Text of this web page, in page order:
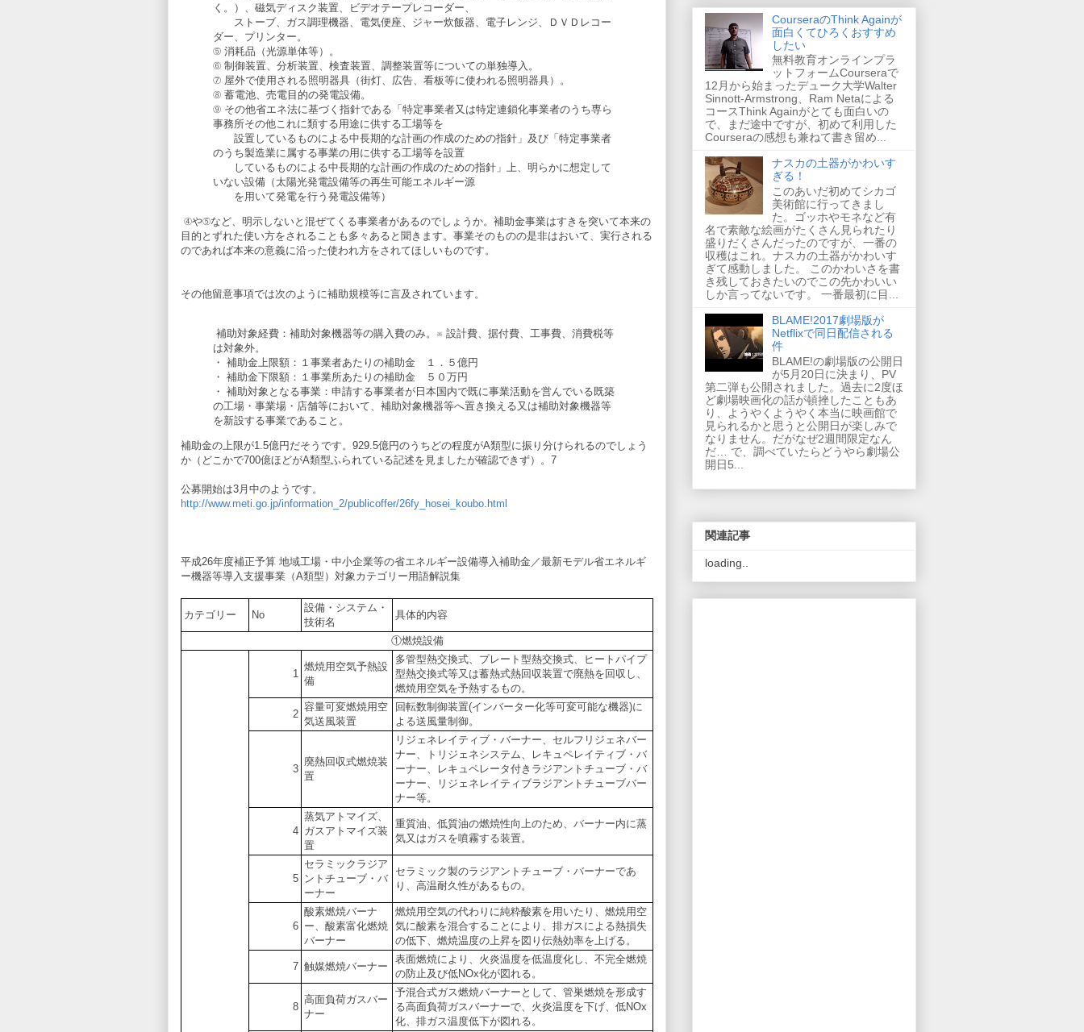
く。）、磁気ディスク装置、ビデオテープレコーダー、
ストーブ、ガス調理機器、電気便座、ジャー炊飯器、電子レンジ、ＤＶＤレコー
ダー、プリンター。
⑤ 消耗品（光源単体等）。
⑥ 制御装置、分析装置、検査装置、調整装置等についての単独導入。
⑦ 屋外で使用される照明器具（街灯、広告、看板等に使われる照明器具）。
⑧ 蓄電池、売電目的の発電設備。
⑨ その他省エネ法に基づく指針である「特定事業者又は特定連鎖化事業者のうち専ら
事務所その他これに類する用途に供する工場等を
設置しているものによる中長期的な計画の作成のための指針」及び「特定事業者
のうち製造業に属する事業の用に供する工場等を設置
しているものによる中長期的な計画の作成のための指針」上、明らかに想定して
いない設備（太陽光発電設備等の再生可能エネルギー源
を用いて発電を行う発電設備等）
④や⑤など、明示しないと混ぜてくる事業者があるのでしょうか。補助金事業はすきを突いて本来の
目的とずれた使い方をされることも多々あると聞きます。事業そのものの是非はおいて、実行される
のであれば本来の意義に沿った使われ方をされてほしいものです。
その他留意事項では次のように補助規模等に言及されています。
補助対象経費：補助対象機器等の購入費のみ。※ 設計費、据付費、工事費、消費税等
は対象外。
・ 補助金上限額：１事業者あたりの補助金 １．５億円
・ 補助金下限額：１事業所あたりの補助金 ５０万円
・ 補助対象となる事業：申請する事業者が日本国内で既に事業活動を営んでいる既築
の工場・事業場・店舗等において、補助対象機器等へ置き換える又は補助対象機器等
を新設する事業であること。
補助金の上限が1.5億円だそうです。929.5億円のうちどの程度がA類型に振り分けられるのでしょう
か（どこかで700億ほどがA類型ふられている記述を見ましたが確認できず）。7
公募開始は3月中のようです。
http://www.meti.go.jp/information_2/publicoffer/26fy_hosei_koubo.html
平成26年度補正予算 地域工場・中小企業等の省エネルギー設備導入補助金／最新モデル省エネルギ
ー機器等導入支援事業（A類型）対象カテゴリー用語解説集
カテゴリー No
設備・システム・
技術名
具体的内容
①燃焼設備
1
燃焼用空気予熱設
備
多管型熱交換式、プレート型熱交換式、ヒートパイプ
型熱交換式等又は蓄熱式熱回収装置で廃熱を回収し、
燃焼用空気を予熱するもの。
2
容量可変燃焼用空
気送風装置
回転数制御装置(インバーター化等可変可能な機器)に
よる送風量制御。
3
廃熱回収式燃焼装
置
リジェネレイティブ・バーナー、セルフリジェネバー
ナー、トリジェネシステム、レキュペレイティブ・バ
ーナー、レキュペレータ付きラジアントチューブ・バ
ーナー、リジェネレイティブラジアントチューブバー
ナー等。
4
蒸気アトマイズ、
ガスアトマイズ装
置
重質油、低質油の燃焼性向上のため、バーナー内に蒸
気又はガスを噴霧する装置。
5
セラミックラジア
ントチューブ・バ
ーナー
セラミック製のラジアントチューブ・バーナーであ
り、高温耐久性があるもの。
6
酸素燃焼バーナ
ー、酸素富化燃焼
バーナー
燃焼用空気の代わりに純粋酸素を用いたり、燃焼用空
気に酸素を混合することにより、排ガスによる熱損失
の低下、燃焼温度の上昇を図り伝熱効率を上げる。
7 触媒燃焼バーナー
表面燃焼により、火炎温度を低温度化し、不完全燃焼
の防止及び低NOx化が図れる。
8
高面負荷ガスバー
ナー
予混合式ガス燃焼バーナーとして、管巣燃焼を形成す
る高面負荷ガスバーナーで、火炎温度を下げ、低NOx
化、排ガス温度低下が図れる。
CourseraのThink Againが
面白くてひろくおすすめ
したい
無料教育オンラインプラ
ットフォームCourseraで
12月から始まったデューク大学Walter
Sinnott-Armstrong、Ram Netaによる
コースThink Againがとても面白いの
で、まだ途中ですが、初めて利用した
Courseraの感想も兼ねて書き留め...
ナスカの土器がかわいす
ぎる！
このあいだ初めてシカゴ
美術館に行ってきまし
た。ゴッホやモネなど有
名で素敵な絵画がたくさん見られたり
盛りだくさんだったのですが、一番の
収穫はこれ。ナスカの土器がかわいす
ぎて感動しました。 このかわいさを書
き残しておきたいのでこの先かわいい
しか言ってないです。 一番最初に目...
BLAME!2017劇場版が
Netflixで同日配信される
件
BLAME!の劇場版の公開日
が5月20日に決まり、PV
第二弾も公開されました。過去に2度ほ
ど劇場映画化の話が頓挫したこともあ
り、ようやくようやく本当に映画館で
見られるかと思うと公開日が楽しみで
なりません。だがなぜ2週間限定なん
だ… で、調べていたらどうやら劇場公
開日5...
関連記事
loading..